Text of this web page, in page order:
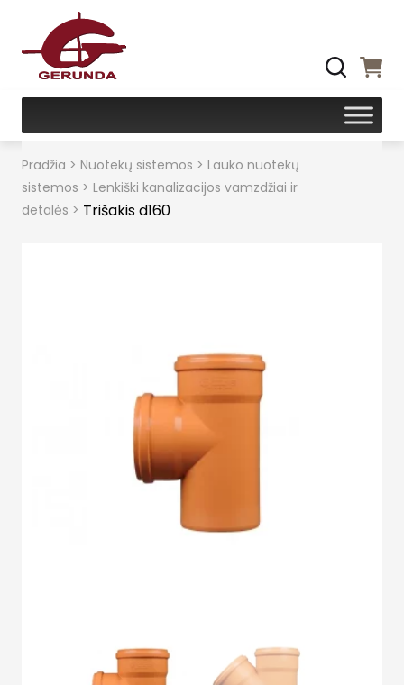
Pradžia > Nuotekų sistemos > Lauko nuotekų
sistemos > Lenkiški kanalizacijos vamzdžiai ir
detalės > Trišakis d160